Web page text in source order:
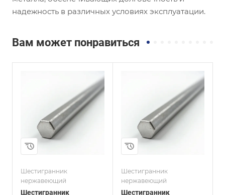
надежность в различных условиях эксплуатации.
Вам может понравиться
Шестигранник
нержавеющий
Шестигранник
Сплав / Марка стали
ГОСТ, ТУ
ASTM A276
Технология
изготовления
55
Шестигранник
нержавеющий
Шестигранник
Сплав / Марка стали
06ХН28МДТ
ГОСТ, ТУ
ГОСТ 2879-88
Технология
изготовления
15